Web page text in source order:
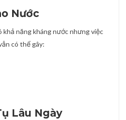
Nước
khả năng kháng nước nhưng việc
có thể gây:
Lâu Ngày